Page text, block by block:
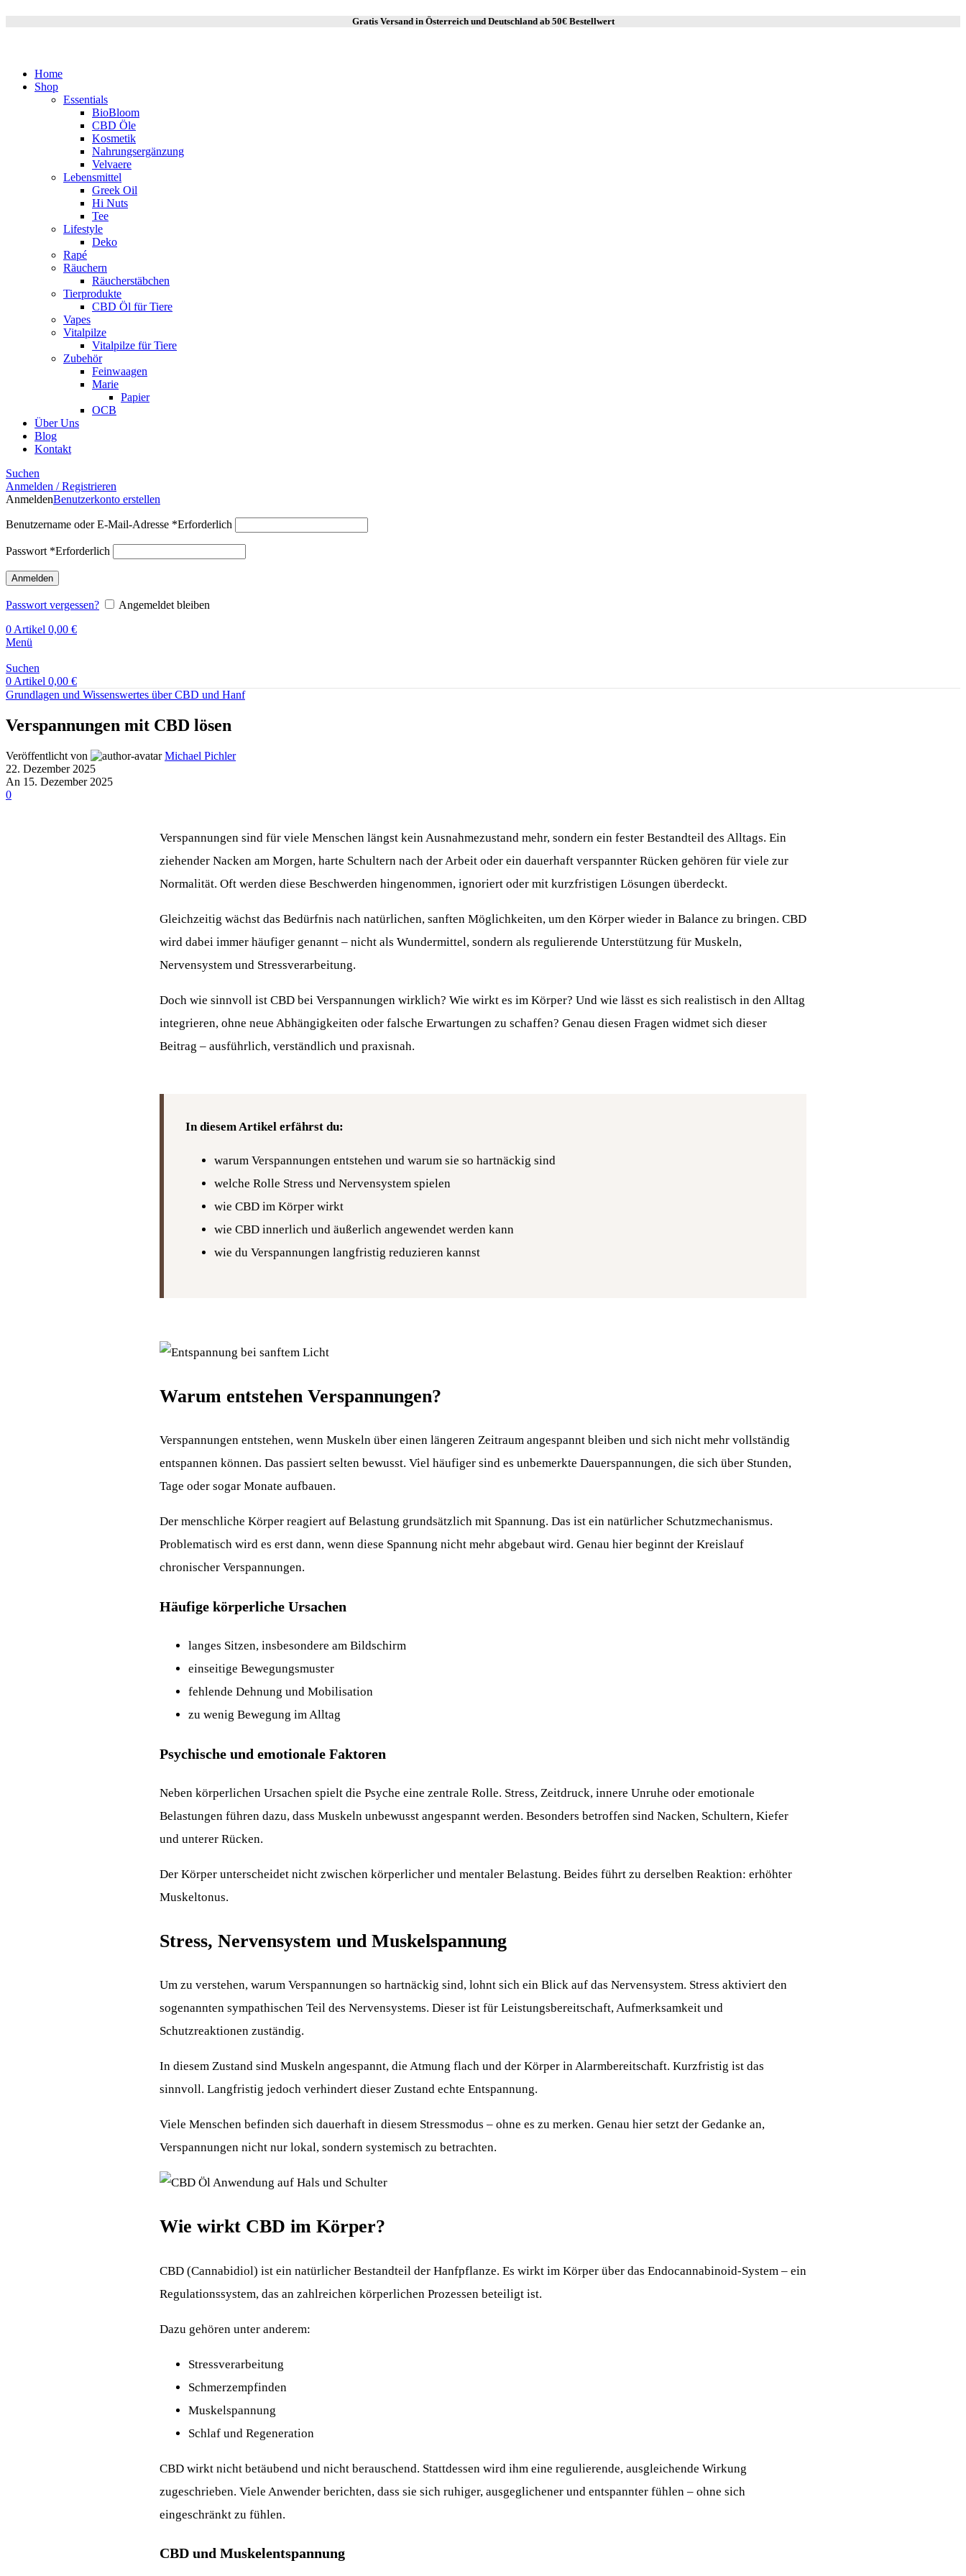
Gratis Versand in Österreich und Deutschland ab 50€ Bestellwert
Home
Shop
Essentials
BioBloom
CBD Öle
Kosmetik
Nahrungsergänzung
Velvaere
Lebensmittel
Greek Oil
Hi Nuts
Tee
Lifestyle
Deko
Rapé
Räuchern
Räucherstäbchen
Tierprodukte
CBD Öl für Tiere
Vapes
Vitalpilze
Vitalpilze für Tiere
Zubehör
Feinwaagen
Marie
Papier
OCB
Über Uns
Blog
Kontakt
Suchen
Anmelden / Registrieren
AnmeldenBenutzerkonto erstellen
Benutzername oder E-Mail-Adresse *Erforderlich
Passwort *Erforderlich
Anmelden
Passwort vergessen?
Angemeldet bleiben
0 Artikel 0,00 €
Menü
Suchen
0 Artikel 0,00 €
Grundlagen und Wissenswertes über CBD und Hanf
Verspannungen mit CBD lösen
Veröffentlicht von
Michael Pichler
22. Dezember 2025
An 15. Dezember 2025
0
Verspannungen sind für viele Menschen längst kein Ausnahmezustand mehr, sondern ein fester Bestandteil des Alltags. Ein
ziehender Nacken am Morgen, harte Schultern nach der Arbeit oder ein dauerhaft verspannter Rücken gehören für viele zur
Normalität. Oft werden diese Beschwerden hingenommen, ignoriert oder mit kurzfristigen Lösungen überdeckt.
Gleichzeitig wächst das Bedürfnis nach natürlichen, sanften Möglichkeiten, um den Körper wieder in Balance zu bringen. CBD
wird dabei immer häufiger genannt – nicht als Wundermittel, sondern als regulierende Unterstützung für Muskeln,
Nervensystem und Stressverarbeitung.
Doch wie sinnvoll ist CBD bei Verspannungen wirklich? Wie wirkt es im Körper? Und wie lässt es sich realistisch in den Alltag
integrieren, ohne neue Abhängigkeiten oder falsche Erwartungen zu schaffen? Genau diesen Fragen widmet sich dieser
Beitrag – ausführlich, verständlich und praxisnah.
In diesem Artikel erfährst du:
warum Verspannungen entstehen und warum sie so hartnäckig sind
welche Rolle Stress und Nervensystem spielen
wie CBD im Körper wirkt
wie CBD innerlich und äußerlich angewendet werden kann
wie du Verspannungen langfristig reduzieren kannst
Warum entstehen Verspannungen?
Verspannungen entstehen, wenn Muskeln über einen längeren Zeitraum angespannt bleiben und sich nicht mehr vollständig
entspannen können. Das passiert selten bewusst. Viel häufiger sind es unbemerkte Dauerspannungen, die sich über Stunden,
Tage oder sogar Monate aufbauen.
Der menschliche Körper reagiert auf Belastung grundsätzlich mit Spannung. Das ist ein natürlicher Schutzmechanismus.
Problematisch wird es erst dann, wenn diese Spannung nicht mehr abgebaut wird. Genau hier beginnt der Kreislauf
chronischer Verspannungen.
Häufige körperliche Ursachen
langes Sitzen, insbesondere am Bildschirm
einseitige Bewegungsmuster
fehlende Dehnung und Mobilisation
zu wenig Bewegung im Alltag
Psychische und emotionale Faktoren
Neben körperlichen Ursachen spielt die Psyche eine zentrale Rolle. Stress, Zeitdruck, innere Unruhe oder emotionale
Belastungen führen dazu, dass Muskeln unbewusst angespannt werden. Besonders betroffen sind Nacken, Schultern, Kiefer
und unterer Rücken.
Der Körper unterscheidet nicht zwischen körperlicher und mentaler Belastung. Beides führt zu derselben Reaktion: erhöhter
Muskeltonus.
Stress, Nervensystem und Muskelspannung
Um zu verstehen, warum Verspannungen so hartnäckig sind, lohnt sich ein Blick auf das Nervensystem. Stress aktiviert den
sogenannten sympathischen Teil des Nervensystems. Dieser ist für Leistungsbereitschaft, Aufmerksamkeit und
Schutzreaktionen zuständig.
In diesem Zustand sind Muskeln angespannt, die Atmung flach und der Körper in Alarmbereitschaft. Kurzfristig ist das
sinnvoll. Langfristig jedoch verhindert dieser Zustand echte Entspannung.
Viele Menschen befinden sich dauerhaft in diesem Stressmodus – ohne es zu merken. Genau hier setzt der Gedanke an,
Verspannungen nicht nur lokal, sondern systemisch zu betrachten.
Wie wirkt CBD im Körper?
CBD (Cannabidiol) ist ein natürlicher Bestandteil der Hanfpflanze. Es wirkt im Körper über das Endocannabinoid-System – ein
Regulationssystem, das an zahlreichen körperlichen Prozessen beteiligt ist.
Dazu gehören unter anderem:
Stressverarbeitung
Schmerzempfinden
Muskelspannung
Schlaf und Regeneration
CBD wirkt nicht betäubend und nicht berauschend. Stattdessen wird ihm eine regulierende, ausgleichende Wirkung
zugeschrieben. Viele Anwender berichten, dass sie sich ruhiger, ausgeglichener und entspannter fühlen – ohne sich
eingeschränkt zu fühlen.
CBD und Muskelentspannung